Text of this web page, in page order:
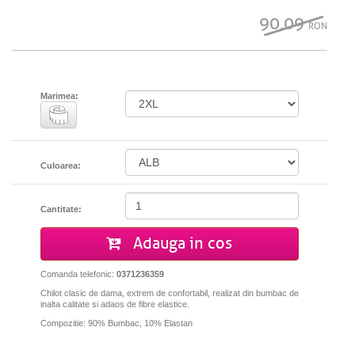
90.09RON
Marimea:
Culoarea:
Cantitate:
Adauga in cos
Comanda telefonic: 0371236359
Chilot clasic de dama, extrem de confortabil, realizat din bumbac de
inalta calitate si adaos de fibre elastice.
Compozitie: 90% Bumbac, 10% Elastan